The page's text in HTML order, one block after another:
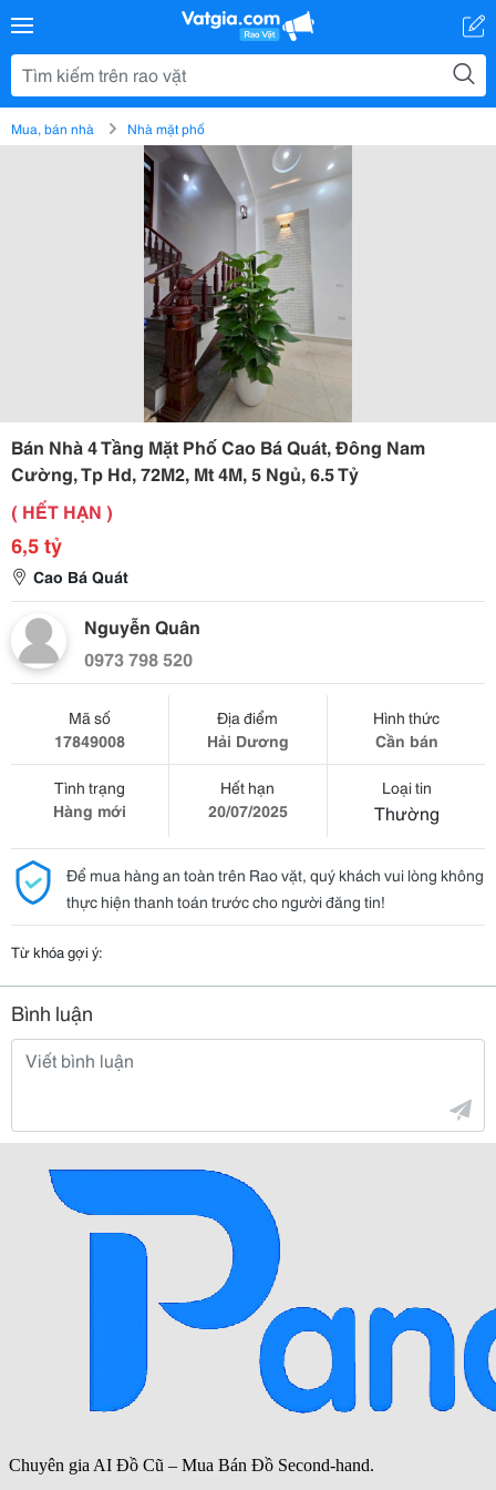
Mua, bán nhà Nhà mặt phố
Bán Nhà 4 Tầng Mặt Phố Cao Bá Quát, Đông Nam
Cường, Tp Hd, 72M2, Mt 4M, 5 Ngủ, 6.5 Tỷ
( HẾT HẠN )
6,5 tỷ
Cao Bá Quát
Nguyễn Quân
0973 798 520
Mã số
17849008
Địa điểm
Hải Dương
Hình thức
Cần bán
Tình trạng
Hàng mới
Hết hạn
20/07/2025
Loại tin
Thường
Để mua hàng an toàn trên Rao vặt, quý khách vui lòng không
thực hiện thanh toán trước cho người đăng tin!
Từ khóa gợi ý:
Bình luận